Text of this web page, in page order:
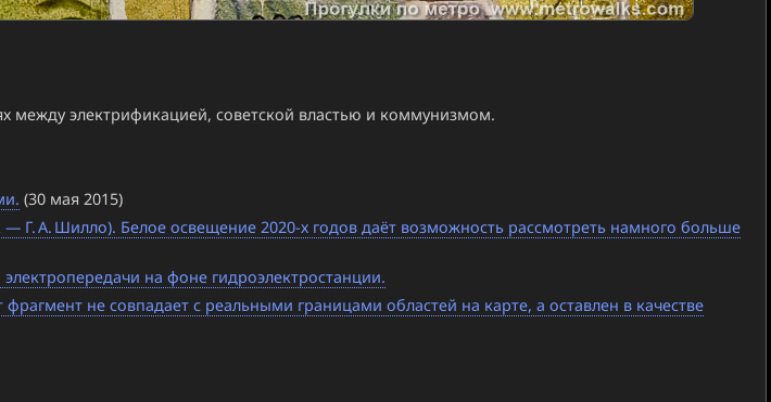
между электрификацией, советской властью и коммунизмом.
(30 мая 2015)
Г. А. Шилло). Белое освещение 2020-х годов даёт возможность рассмотреть намного больше
на фоне гидроэлектростанции.
не совпадает с реальными границами областей на карте, а оставлен в качестве